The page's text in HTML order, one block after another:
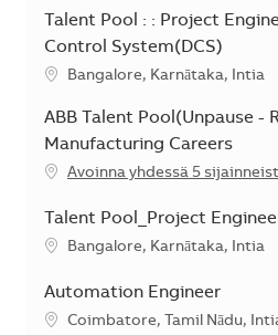
Talent Pool : : Project
Control System(DCS)
SijaintiBangalore, Karnātaka, Intia
ABB Talent Pool(Unpause -
Manufacturing Careers
Avoinna yhdessä 5
Talent Pool_Project
SijaintiBangalore, Karnātaka, Intia
Automation Engineer
SijaintiCoimbatore, Tamil Nādu,